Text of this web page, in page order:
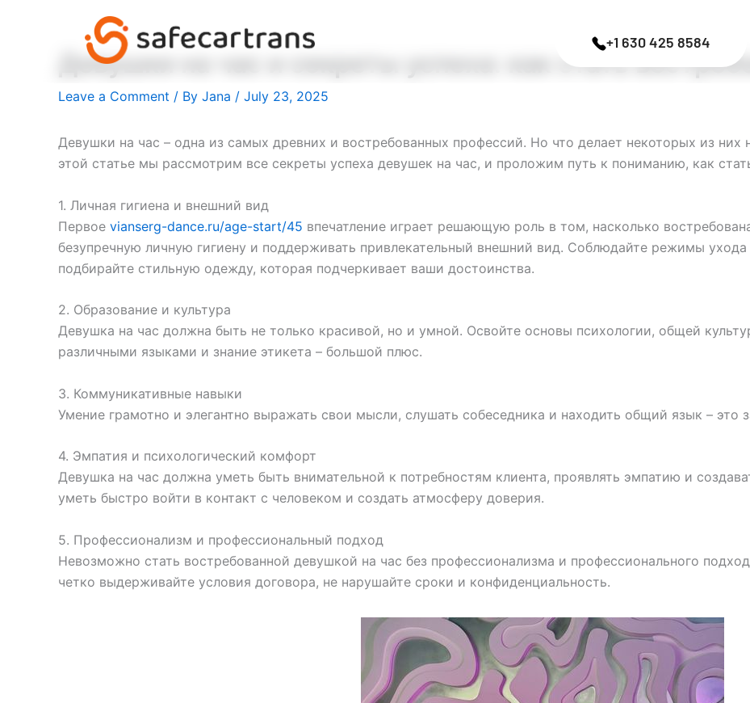
+1 630 425 8584
Девушки на час и секреты успеха: как стать
Leave a Comment / By Jana / July 23, 2025
Девушки на час – одна из самых древних и востребованных профессий. Но что делает некоторых из
этой статье мы рассмотрим все секреты успеха девушек на час, и проложим путь к пониманию, как
1. Личная гигиена и внешний вид
Первое vianserg-dance.ru/age-start/45 впечатление играет решающую роль в том, насколько
безупречную личную гигиену и поддерживать привлекательный внешний вид. Соблюдайте режимы
подбирайте стильную одежду, которая подчеркивает ваши достоинства.
2. Образование и культура
Девушка на час должна быть не только красивой, но и умной. Освойте основы психологии, общей
различными языками и знание этикета – большой плюс.
3. Коммуникативные навыки
Умение грамотно и элегантно выражать свои мысли, слушать собеседника и находить общий язык – это
4. Эмпатия и психологический комфорт
Девушка на час должна уметь быть внимательной к потребностям клиента, проявлять эмпатию и
уметь быстро войти в контакт с человеком и создать атмосферу доверия.
5. Профессионализм и профессиональный подход
Невозможно стать востребованной девушкой на час без профессионализма и профессионального
четко выдерживайте условия договора, не нарушайте сроки и конфиденциальность.